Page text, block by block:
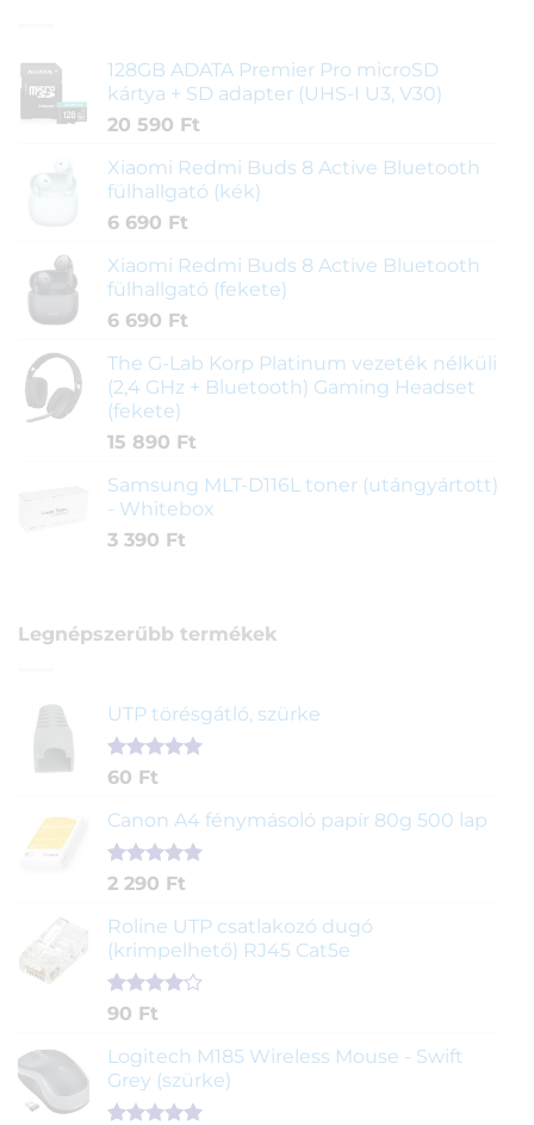
128GB ADATA Premier Pro microSD
kártya + SD adapter (UHS-I U3, V30)
20 590 Ft
Xiaomi Redmi Buds 8 Active Bluetooth
fülhallgató (kék)
6 690 Ft
Xiaomi Redmi Buds 8 Active Bluetooth
fülhallgató (fekete)
6 690 Ft
The G-Lab Korp Platinum vezeték nélküli
(2,4 GHz + Bluetooth) Gaming Headset
(fekete)
15 890 Ft
Samsung MLT-D116L toner (utángyártott)
- Whitebox
3 390 Ft
Legnépszerűbb termékek
UTP törésgátló, szürke
Értékelés
ből,
1
értékelés
alapján
60 Ft
Canon A4 fénymásoló papír 80g 500 lap
Értékelés
ből,
2
értékelés
alapján
2 290 Ft
Roline UTP csatlakozó dugó
(krimpelhető) RJ45 Cat5e
Értékelés
5-ből,
2
értékelés
alapján
90 Ft
Logitech M185 Wireless Mouse - Swift
Grey (szürke)